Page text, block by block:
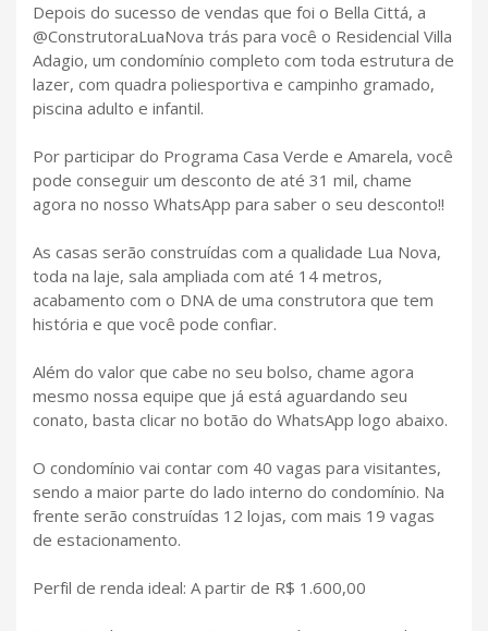
Depois do sucesso de vendas que foi o Bella Cittá, a
@ConstrutoraLuaNova trás para você o Residencial Villa
Adagio, um condomínio completo com toda estrutura de
lazer, com quadra poliesportiva e campinho gramado,
piscina adulto e infantil.
Por participar do Programa Casa Verde e Amarela, você
pode conseguir um desconto de até 31 mil, chame
agora no nosso WhatsApp para saber o seu desconto!!
As casas serão construídas com a qualidade Lua Nova,
toda na laje, sala ampliada com até 14 metros,
acabamento com o DNA de uma construtora que tem
história e que você pode confiar.
Além do valor que cabe no seu bolso, chame agora
mesmo nossa equipe que já está aguardando seu
conato, basta clicar no botão do WhatsApp logo abaixo.
O condomínio vai contar com 40 vagas para visitantes,
sendo a maior parte do lado interno do condomínio. Na
frente serão construídas 12 lojas, com mais 19 vagas
de estacionamento.
Perfil de renda ideal: A partir de R$ 1.600,00